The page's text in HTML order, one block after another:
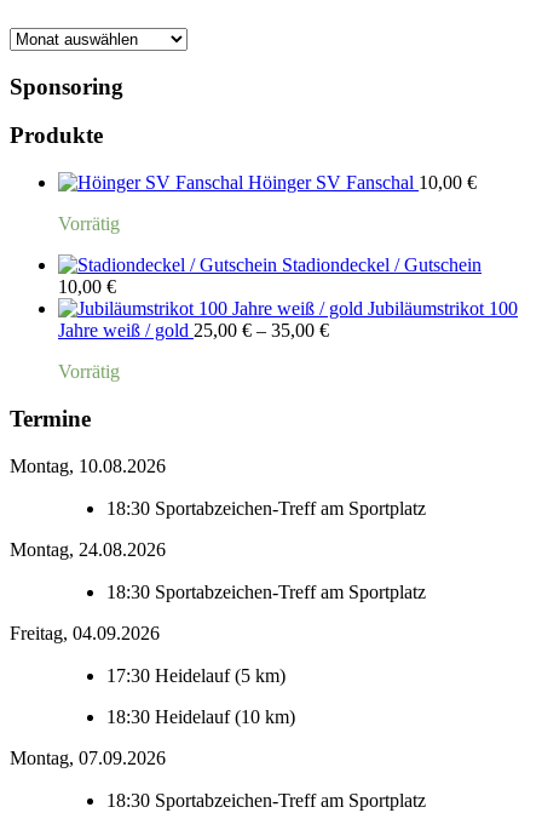
Monatsarchiv
Sponsoring
Produkte
Höinger SV Fanschal 10,00 €
Vorrätig
Stadiondeckel / Gutschein
10,00 €
Jubiläumstrikot 100
Jahre weiß / gold 25,00 € – 35,00 €Preisspanne:
Vorrätig
Termine
Montag, 10.08.2026
18:30 Sportabzeichen-Treff am Sportplatz
Montag, 24.08.2026
18:30 Sportabzeichen-Treff am Sportplatz
Freitag, 04.09.2026
17:30 Heidelauf (5 km)
18:30 Heidelauf (10 km)
Montag, 07.09.2026
18:30 Sportabzeichen-Treff am Sportplatz